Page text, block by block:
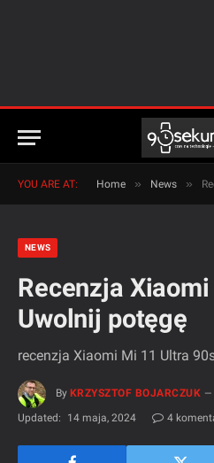
YOU ARE AT: Home » News »
NEWS
Recenzja
Uwolnij potęgę
recenzja Xiaomi Mi 11 Ultra
By KRZYSZTOF BOJARCZUK
Updated:
14 maja, 2024 4